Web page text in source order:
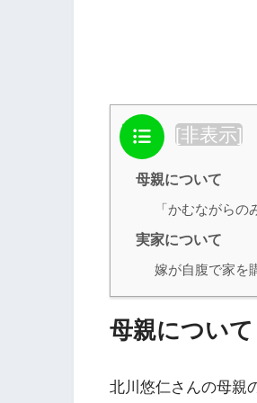
目次 [非表示]
母親について
「かむながらの
実家について
嫁が自腹で家を
母親について
北川悠仁さんの母親